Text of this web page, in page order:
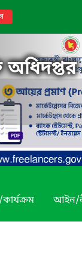
অধিদপ্তর
আইন/